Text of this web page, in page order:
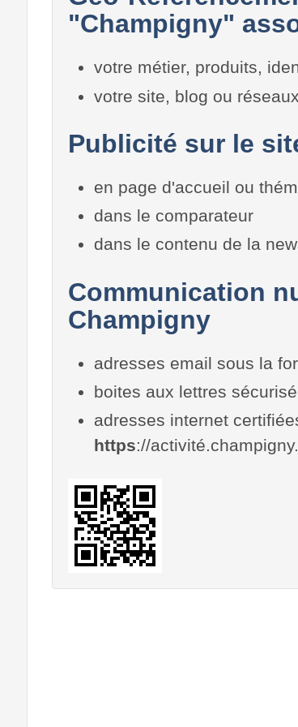
"Champigny"
votre métier, produits,
votre site, blog ou
Publicité sur le
en page d'accueil ou
dans le comparateur
dans le contenu de la
Communication
Champigny
adresses email sous la
boites aux lettres
adresses internet
https://